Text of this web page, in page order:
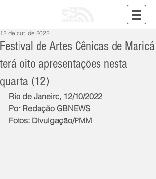
Festival de Artes Cênicas de Maricá
terá oito apresentações nesta
quarta (12)
12 de out. de 2022
Rio de Janeiro, 12/10/2022
Por Redação GBNEWS
Fotos: Divulgação/PMM